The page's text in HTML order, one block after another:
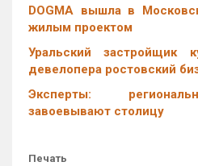
DOGMA вышла в
жилым проектом
Уральский застройщик
девелопера ростовский
Эксперты:
завоевывают столицу
Печать